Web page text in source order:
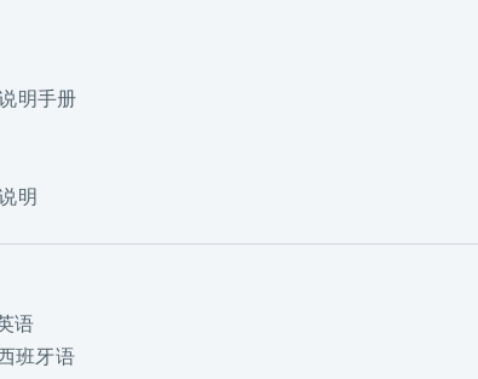
明手册
明
语
西班牙语